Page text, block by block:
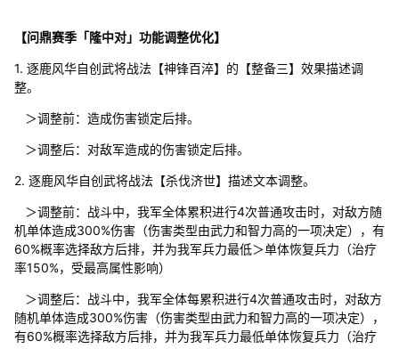
【问鼎赛季「隆中对」功能调整优化】
1. 逐鹿风华自创武将战法【神锋百淬】的【整备三】效果描述调
整。
＞调整前：造成伤害锁定后排。
＞调整后：对敌军造成的伤害锁定后排。
2. 逐鹿风华自创武将战法【杀伐济世】描述文本调整。
＞调整前：战斗中，我军全体累积进行4次普通攻击时，对敌方随
机单体造成300%伤害（伤害类型由武力和智力高的一项决定），有
60%概率选择敌方后排，并为我军兵力最低＞单体恢复兵力（治疗
率150%，受最高属性影响）
＞调整后：战斗中，我军全体每累积进行4次普通攻击时，对敌方
随机单体造成300%伤害（伤害类型由武力和智力高的一项决定），
有60%概率选择敌方后排，并为我军兵力最低单体恢复兵力（治疗